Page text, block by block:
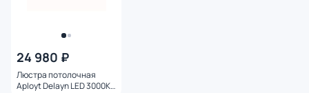
24 980 ₽
Люстра потолочная
Aployt Delayn LED 3000К